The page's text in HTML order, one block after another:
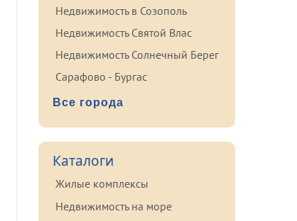
Недвижимость в Созополь
Недвижимость Святой Влас
Недвижимость Солнечный Берег
Сарафово - Бургас
Все города
Каталоги
Жилые комплексы
Недвижимость на море